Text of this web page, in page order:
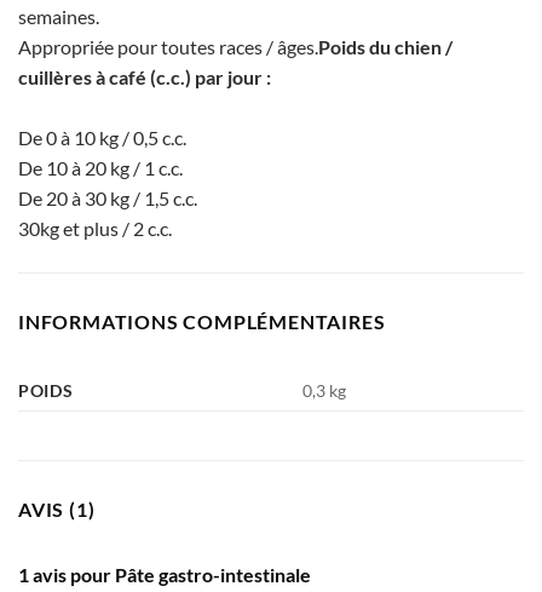
semaines.
Appropriée pour toutes races / âges.Poids du chien /
cuillères à café (c.c.) par jour :
De 0 à 10 kg / 0,5 c.c.
De 10 à 20 kg / 1 c.c.
De 20 à 30 kg / 1,5 c.c.
30kg et plus / 2 c.c.
INFORMATIONS COMPLÉMENTAIRES
POIDS 0,3 kg
AVIS (1)
1 avis pour Pâte gastro-intestinale